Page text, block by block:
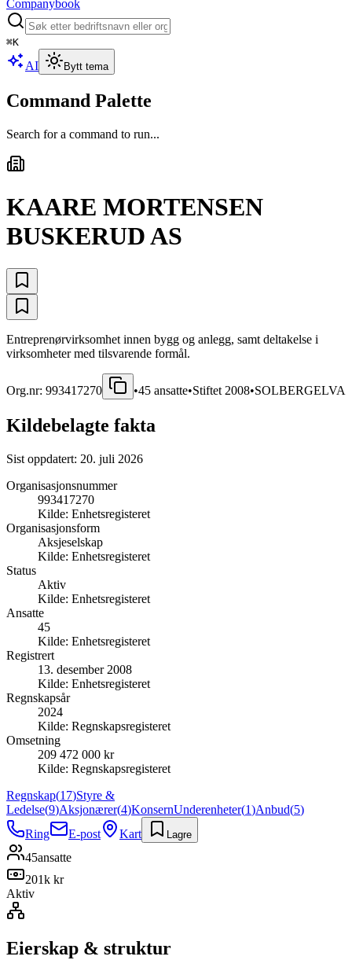
Companybook
⌘K
AI Bytt tema
Command Palette
Search for a command to run...
KAARE MORTENSEN
BUSKERUD AS
Entreprenørvirksomhet innen bygg og anlegg, samt deltakelse i
virksomheter med tilsvarende formål.
Org.nr: 993417270 •45 ansatte•Stiftet 2008•SOLBERGELVA
Kildebelagte fakta
Sist oppdatert: 20. juli 2026
Organisasjonsnummer
993417270
Kilde: Enhetsregisteret
Organisasjonsform
Aksjeselskap
Kilde: Enhetsregisteret
Status
Aktiv
Kilde: Enhetsregisteret
Ansatte
45
Kilde: Enhetsregisteret
Registrert
13. desember 2008
Kilde: Enhetsregisteret
Regnskapsår
2024
Kilde: Regnskapsregisteret
Omsetning
209 472 000 kr
Kilde: Regnskapsregisteret
Regnskap(17)Styre &
Ledelse(9)Aksjonærer(4)KonsernUnderenheter(1)Anbud(5)
Ring
E-post Kart Lagre
45ansatte
201k kr
Aktiv
Eierskap & struktur